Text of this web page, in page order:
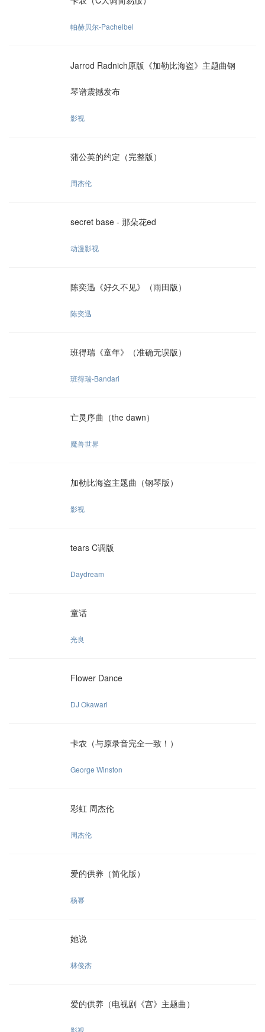
帕赫贝尔-Pachelbel
Jarrod Radnich原版《加勒比海盗》主题曲钢
琴谱震撼发布
影视
蒲公英的约定（完整版）
周杰伦
secret base - 那朵花ed
动漫影视
陈奕迅《好久不见》（雨田版）
陈奕迅
班得瑞《童年》（准确无误版）
班得瑞-Bandari
亡灵序曲（the dawn）
魔兽世界
加勒比海盗主题曲（钢琴版）
影视
tears C调版
Daydream
童话
光良
Flower Dance
DJ Okawari
卡农（与原录音完全一致！）
George Winston
彩虹 周杰伦
周杰伦
爱的供养（简化版）
杨幂
她说
林俊杰
爱的供养（电视剧《宫》主题曲）
影视